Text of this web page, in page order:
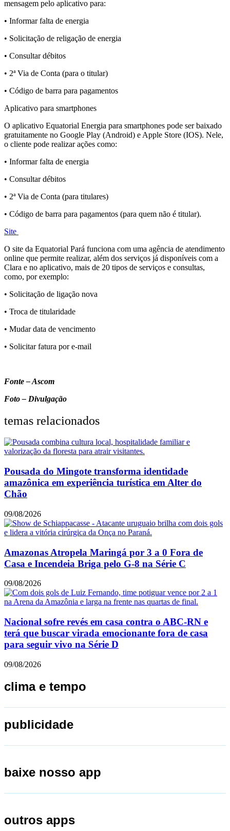
mensagem pelo aplicativo para:
• Informar falta de energia
• Solicitação de religação de energia
• Consultar débitos
• 2ª Via de Conta (para o titular)
• Código de barra para pagamentos
Aplicativo para smartphones
O aplicativo Equatorial Energia para smartphones pode ser baixado
gratuitamente no Google Play (Android) e Apple Store (IOS). Nele,
o cliente pode realizar ações como:
• Informar falta de energia
• Consultar débitos
• 2ª Via de Conta (para titulares)
• Código de barra para pagamentos (para quem não é titular).
Site
O site da Equatorial Pará funciona com uma agência de atendimento
online que permite realizar, além dos serviços já disponíveis com a
Clara e no aplicativo, mais de 20 tipos de serviços e consultas,
como, por exemplo:
• Solicitação de ligação nova
• Troca de titularidade
• Mudar data de vencimento
• Solicitar fatura por e-mail
Fonte – Ascom
Foto – Divulgação
temas relacionados
Pousada do Mingote transforma identidade
amazônica em experiência turística em Alter do
Chão
09/08/2026
Amazonas Atropela Maringá por 3 a 0 Fora de
Casa e Incendeia Briga pelo G-8 na Série C
09/08/2026
Nacional sofre revés em casa contra o ABC-RN e
terá que buscar virada emocionante fora de casa
para seguir vivo na Série D
09/08/2026
clima e tempo
publicidade
baixe nosso app
outros apps